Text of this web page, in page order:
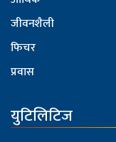
जीवनशैली
फिचर
प्रवास
युटिलिटिज